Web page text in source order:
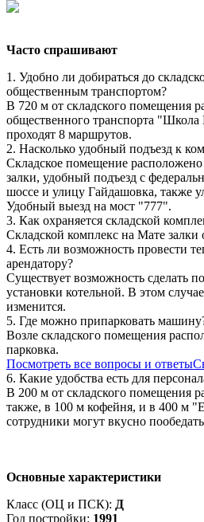
Часто спрашивают
1. Удобно ли добираться до
общественным транспортом?
В 720 м от складского помещения
общественного транспорта
проходят 8 маршрутов.
2. Насколько удобный подъезд к
Складское помещение
залки, удобный подъезд с
шоссе и улицу Гайдашовка, также
Удобный выезд на мост "777".
3. Как охраняется складской
Складской комплекс на Мате залки
4. Есть ли возможность провести
арендатору?
Существует возможность сделать
установки котельной. В этом
изменится.
5. Где можно припарковать
Возле складского помещения
парковка.
Посмотреть все вопросы и ответы
6. Какие удобства есть для
В 200 м от складского помещения
также, в 100 м кофейня, и в 400 м
сотрудники могут вкусно
Основные характеристики
Класс (ОЦ и ПСК): Д
Год постройки: 1991